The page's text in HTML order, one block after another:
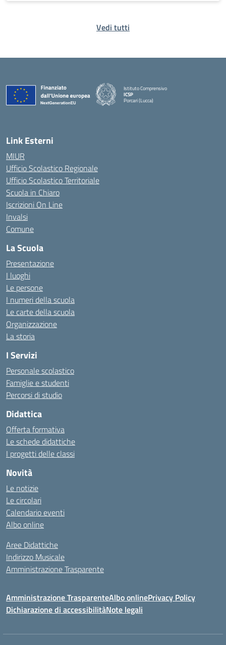
Vedi tutti
Istituto Comprensivo
ICSP
Porcari (Lucca)
Link Esterni
MIUR
Ufficio Scolastico Regionale
Ufficio Scolastico Territoriale
Scuola in Chiaro
Iscrizioni On Line
Invalsi
Comune
La Scuola
Presentazione
I luoghi
Le persone
I numeri della scuola
Le carte della scuola
Organizzazione
La storia
I Servizi
Personale scolastico
Famiglie e studenti
Percorsi di studio
Didattica
Offerta formativa
Le schede didattiche
I progetti delle classi
Novità
Le notizie
Le circolari
Calendario eventi
Albo online
Aree Didattiche
Indirizzo Musicale
Amministrazione Trasparente
Amministrazione TrasparenteAlbo onlinePrivacy Policy
Dichiarazione di accessibilitàNote legali